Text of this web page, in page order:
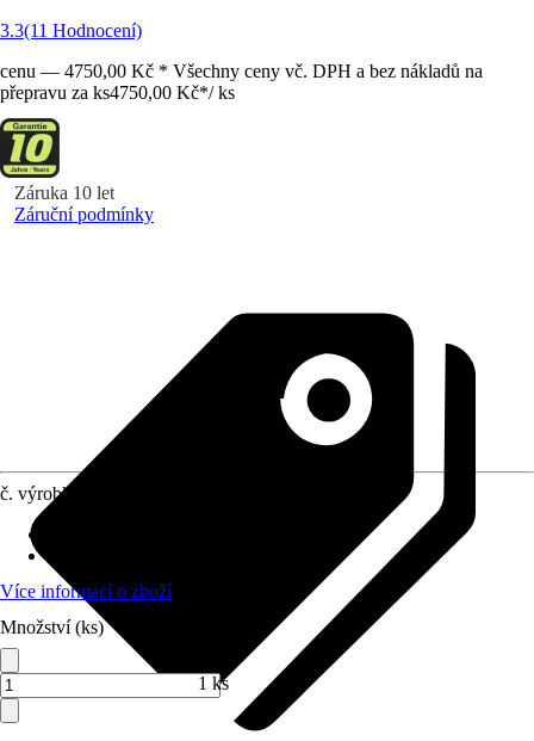
3.3(11 Hodnocení)
cenu — 4750,00 Kč * Všechny ceny vč. DPH a bez nákladů na
přepravu za ks4750,00 Kč*/ ks
Záruka 10 let
Záruční podmínky
č. výrobku
Více informací o zboží
Množství (ks)
1 ks